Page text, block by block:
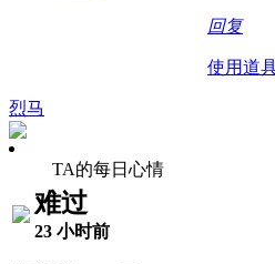
回复
使用道
烈马
TA的每日心情
难过
23 小时前